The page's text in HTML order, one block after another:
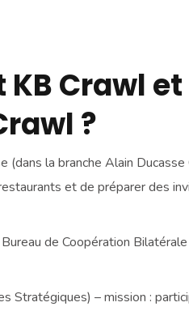
Crawl
?
la branche Alain Ducasse
et de préparer des
de Coopération Bilatérale
Stratégiques) – mission :